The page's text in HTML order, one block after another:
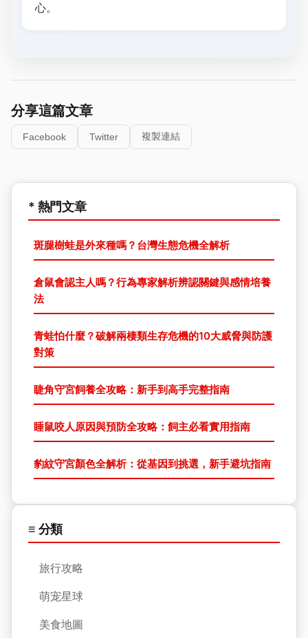
心。
分享這篇文章
Facebook Twitter 複製連結
* 熱門文章
斑腿樹蛙是外來種嗎？台灣生態危機全解析
倉鼠會認主人嗎？行為專家解析辨認關鍵與感情培養
法
青蛙怕什麼？破解兩棲類生存危機的10大威脅與防護
對策
睫角守宮飼養全攻略：新手到高手完整指南
睡鼠咬人原因與預防全攻略：飼主必看實用指南
豹紋守宮顏色全解析：從基因到挑選，新手避坑指南
≡ 分類
旅行攻略
萌宠星球
美食地圖